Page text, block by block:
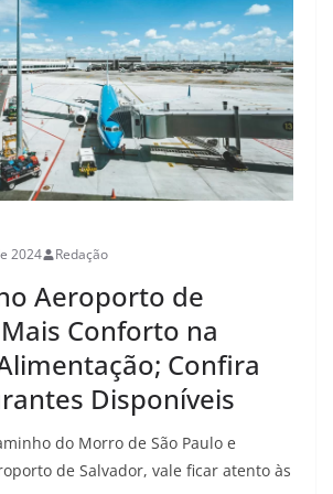
2024 Redação
Aeroporto de
Conforto na
Confira
Disponíveis
do Morro de São Paulo e
de Salvador, vale ficar atento às